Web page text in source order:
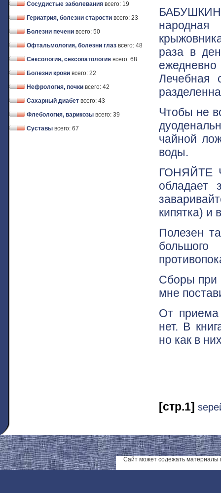
Сосудистые заболевания всего: 19
Гериатрия, болезни старости всего: 23
Болезни печени всего: 50
Офтальмология, болезни глаз всего: 48
Сексология, сексопатология всего: 68
Болезни крови всего: 22
Нефрология, почки всего: 42
Сахарный диабет всего: 43
Флебология, варикозы всего: 39
Суставы всего: 67
раза в
Лечебная
Чтобы не
чайной
воды.
ГОНЯЙТЕ
обладает
кипятка) и
Полезен
Cборы при
мне
От приема
нет. В
но как в
[стр.1]
Сайт может содежать материалы